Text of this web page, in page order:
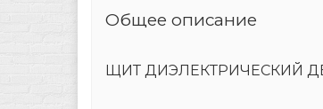
Общее описание
ЩИТ ДИЭЛЕКТРИЧЕСКИЙ